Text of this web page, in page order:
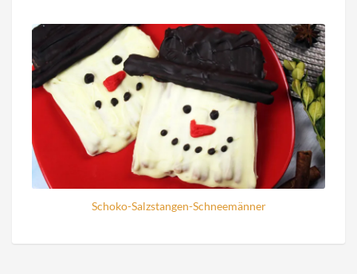
Schoko-Salzstangen-Schneemänner